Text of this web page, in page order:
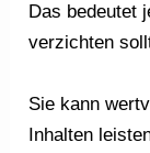
Das bedeutet
verzichten
Sie kann
Inhalten